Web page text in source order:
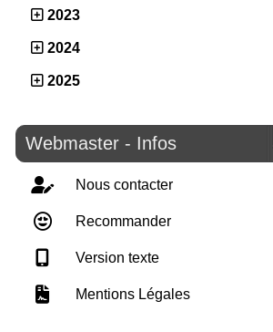
2023
2024
2025
Webmaster - Infos
Nous contacter
Recommander
Version texte
Mentions Légales